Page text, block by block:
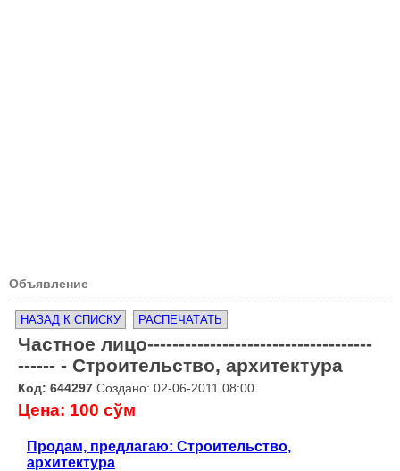
Объявление
НАЗАД К СПИСКУ РАСПЕЧАТАТЬ
Частное лицо------------------------------------
------ - Строительство, архитектура
Код: 644297 Создано: 02-06-2011 08:00
Цена: 100 сўм
Продам, предлагаю: Строительство,
архитектура